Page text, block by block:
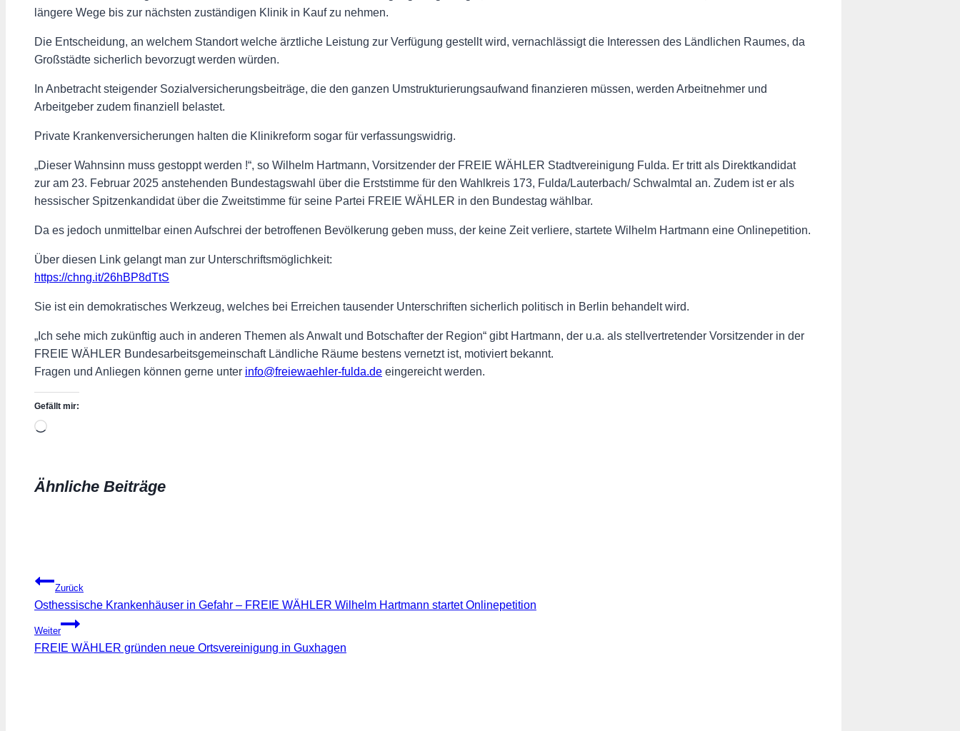
längere Wege bis zur nächsten zuständigen Klinik in Kauf zu nehmen.
Die Entscheidung, an welchem Standort welche ärztliche Leistung zur Verfügung gestellt wird, vernachlässigt die Interessen des Ländlichen Raumes, da
Großstädte sicherlich bevorzugt werden würden.
In Anbetracht steigender Sozialversicherungsbeiträge, die den ganzen Umstrukturierungsaufwand finanzieren müssen, werden Arbeitnehmer und
Arbeitgeber zudem finanziell belastet.
Private Krankenversicherungen halten die Klinikreform sogar für verfassungswidrig.
„Dieser Wahnsinn muss gestoppt werden !“, so Wilhelm Hartmann, Vorsitzender der FREIE WÄHLER Stadtvereinigung Fulda. Er tritt als Direktkandidat
zur am 23. Februar 2025 anstehenden Bundestagswahl über die Erststimme für den Wahlkreis 173, Fulda/Lauterbach/ Schwalmtal an. Zudem ist er als
hessischer Spitzenkandidat über die Zweitstimme für seine Partei FREIE WÄHLER in den Bundestag wählbar.
Da es jedoch unmittelbar einen Aufschrei der betroffenen Bevölkerung geben muss, der keine Zeit verliere, startete Wilhelm Hartmann eine Onlinepetition.
Über diesen Link gelangt man zur Unterschriftsmöglichkeit:
https://chng.it/26hBP8dTtS
Sie ist ein demokratisches Werkzeug, welches bei Erreichen tausender Unterschriften sicherlich politisch in Berlin behandelt wird.
„Ich sehe mich zukünftig auch in anderen Themen als Anwalt und Botschafter der Region“ gibt Hartmann, der u.a. als stellvertretender Vorsitzender in der
FREIE WÄHLER Bundesarbeitsgemeinschaft Ländliche Räume bestens vernetzt ist, motiviert bekannt.
Fragen und Anliegen können gerne unter info@freiewaehler-fulda.de eingereicht werden.
Gefällt mir:
Wird
Ähnliche Beiträge
Beitragsnavigation
Zurück
Osthessische Krankenhäuser in Gefahr – FREIE WÄHLER Wilhelm Hartmann startet Onlinepetition
Weiter
FREIE WÄHLER gründen neue Ortsvereinigung in Guxhagen